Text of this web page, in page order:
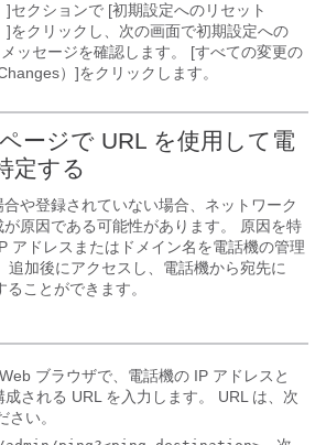
]セクションで [初期設定へのリセット
]をクリックし、次の画面で初期設定への
ッセージを確認します。 [すべての変更の
）]をクリックします。
ージで URL を使用して電
定する
や登録されていない場合、ネットワーク
原因である可能性があります。 原因を特
アドレスまたはドメイン名を電話機の管理
追加後にアクセスし、電話機から宛先に
ことができます。
ブラウザで、電話機の IP アドレスと
される URL を入力します。 URL は、次
い。